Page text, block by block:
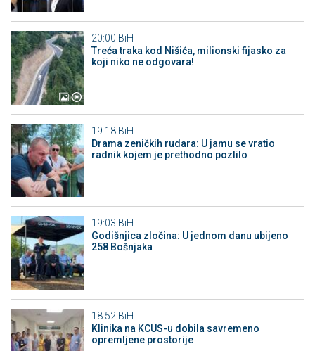
20:00 BiH
Treća traka kod Nišića, milionski fijasko za
koji niko ne odgovara!
19:18 BiH
Drama zeničkih rudara: U jamu se vratio
radnik kojem je prethodno pozlilo
19:03 BiH
Godišnjica zločina: U jednom danu ubijeno
258 Bošnjaka
18:52 BiH
Klinika na KCUS-u dobila savremeno
opremljene prostorije